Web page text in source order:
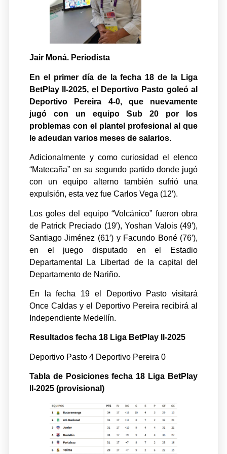
Jair Moná. Periodista
En el primer día de la fecha 18 de la Liga
BetPlay ll-2025, el Deportivo Pasto goleó al
Deportivo Pereira 4-0, que nuevamente
jugó con un equipo Sub 20 por los
problemas con el plantel profesional al que
le adeudan varios meses de salarios.
Adicionalmente y como curiosidad el elenco
“Matecaña” en su segundo partido donde jugó
con un equipo alterno también sufrió una
expulsión, esta vez fue Carlos Vega (12′).
Los goles del equipo “Volcánico” fueron obra
de Patrick Preciado (19′), Yoshan Valois (49′),
Santiago Jiménez (61′) y Facundo Boné (76′),
en el juego disputado en el Estadio
Departamental La Libertad de la capital del
Departamento de Nariño.
En la fecha 19 el Deportivo Pasto visitará
Once Caldas y el Deportivo Pereira recibirá al
Independiente Medellín.
Resultados fecha 18 Liga BetPlay ll-2025
Deportivo Pasto 4 Deportivo Pereira 0
Tabla de Posiciones fecha 18 Liga BetPlay
ll-2025 (provisional)